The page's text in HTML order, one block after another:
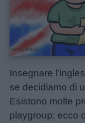
Insegnare
se decidiamo di
Esistono molte
playgroup: ecco